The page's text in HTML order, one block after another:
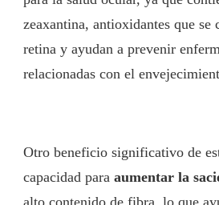
zeaxantina, antioxidantes que se
retina y ayudan a prevenir
relacionadas con el
Otro beneficio significativo de
capacidad para aumentar la
alto contenido de fibra, lo que